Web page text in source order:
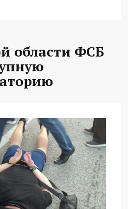
области ФСБ